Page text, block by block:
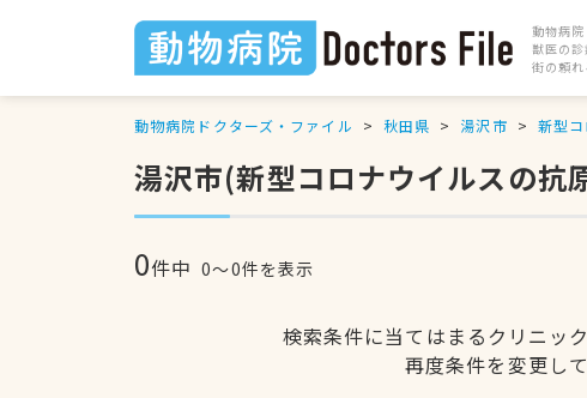
動物病
獣医の
街の頼
動物病院ドクターズ・ファイル 秋田県 湯沢市 新型
湯沢市(新型コロナウイルスの抗
0件中 0〜0件を表示
検索条件に当てはまるクリニッ
再度条件を変更し